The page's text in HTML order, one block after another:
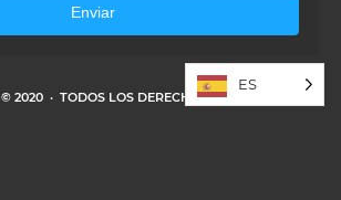
Enviar
© 2020 · TODOS LOS DERECHOS RESERVADOS
ES